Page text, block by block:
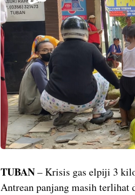
TUBAN– Krisis gas elpiji 3
Antrean panjang masih terlihat